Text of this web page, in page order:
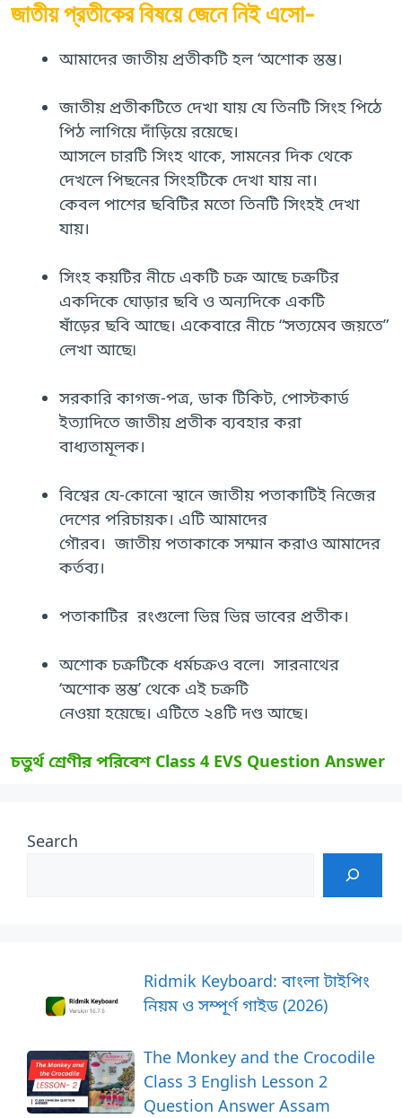
জাতীয় প্রতীকের বিষয়ে জেনে নিই এসো-
আমাদের জাতীয় প্রতীকটি হল ‘অশোক স্তম্ভ।
জাতীয় প্রতীকটিতে দেখা যায় যে তিনটি সিংহ পিঠে
পিঠ লাগিয়ে দাঁড়িয়ে রয়েছে।
আসলে চারটি সিংহ থাকে, সামনের দিক থেকে
দেখলে পিছনের সিংহটিকে দেখা যায় না।
কেবল পাশের ছবিটির মতো তিনটি সিংহই দেখা
যায়।
সিংহ কয়টির নীচে একটি চক্র আছে চক্রটির
একদিকে ঘোড়ার ছবি ও অন্যদিকে একটি
ষাঁড়ের ছবি আছে। একেবারে নীচে “সত্যমেব জয়তে”
লেখা আছে৷
সরকারি কাগজ-পত্র, ডাক টিকিট, পোস্টকার্ড
ইত্যাদিতে জাতীয় প্রতীক ব্যবহার করা
বাধ্যতামূলক।
বিশ্বের যে-কোনো স্থানে জাতীয় পতাকাটিই নিজের
দেশের পরিচায়ক। এটি আমাদের
গৌরব। জাতীয় পতাকাকে সম্মান করাও আমাদের
কর্তব্য।
পতাকাটির রংগুলো ভিন্ন ভিন্ন ভাবের প্রতীক।
অশোক চক্রটিকে ধর্মচক্রও বলে৷ সারনাথের
‘অশোক স্তম্ভ’ থেকে এই চক্রটি
নেওয়া হয়েছে। এটিতে ২৪টি দণ্ড আছে।
চতুর্থ শ্রেণীর পরিবেশ Class 4 EVS Question Answer
Search
Ridmik Keyboard: বাংলা টাইপিং
নিয়ম ও সম্পূর্ণ গাইড (2026)
The Monkey and the Crocodile
Class 3 English Lesson 2
Question Answer Assam